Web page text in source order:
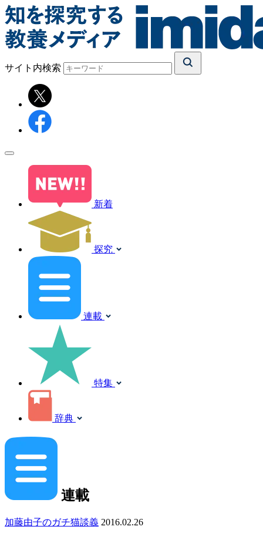
サイト内検索
新着
探究
連載
特集
辞典
連載
加藤由子のガチ猫談義 2016.02.26